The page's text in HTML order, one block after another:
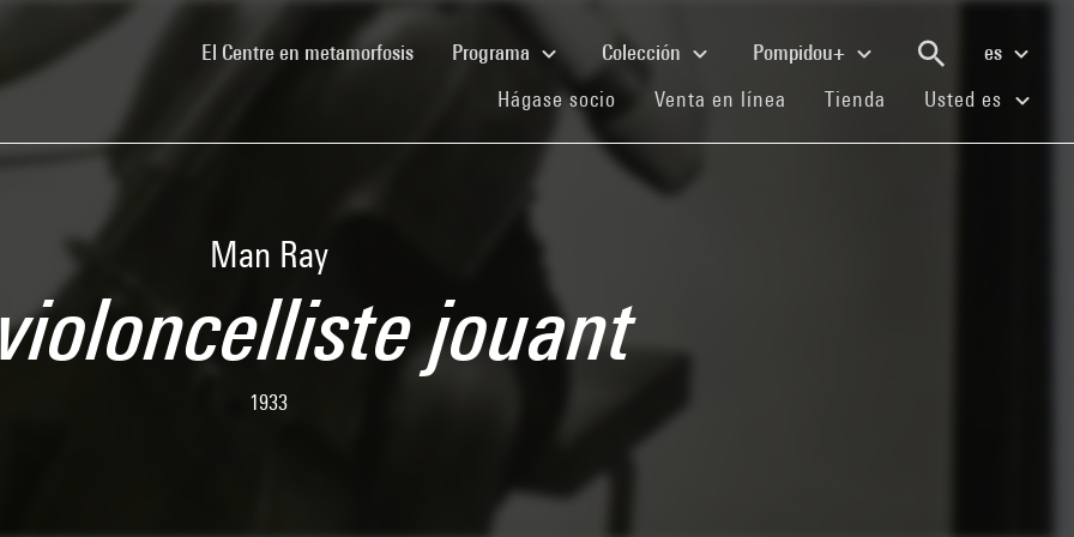
El Centre en metamorfosis(current)Programa Colección Pompidou+
es
Hágase socio (current)
Venta en línea (current)
Tienda (current)
Usted es
Man Ray
jouant
1933